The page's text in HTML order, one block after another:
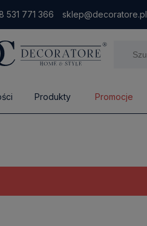
531 771 366 sklep@decoratore.pl
Produkty Promocje